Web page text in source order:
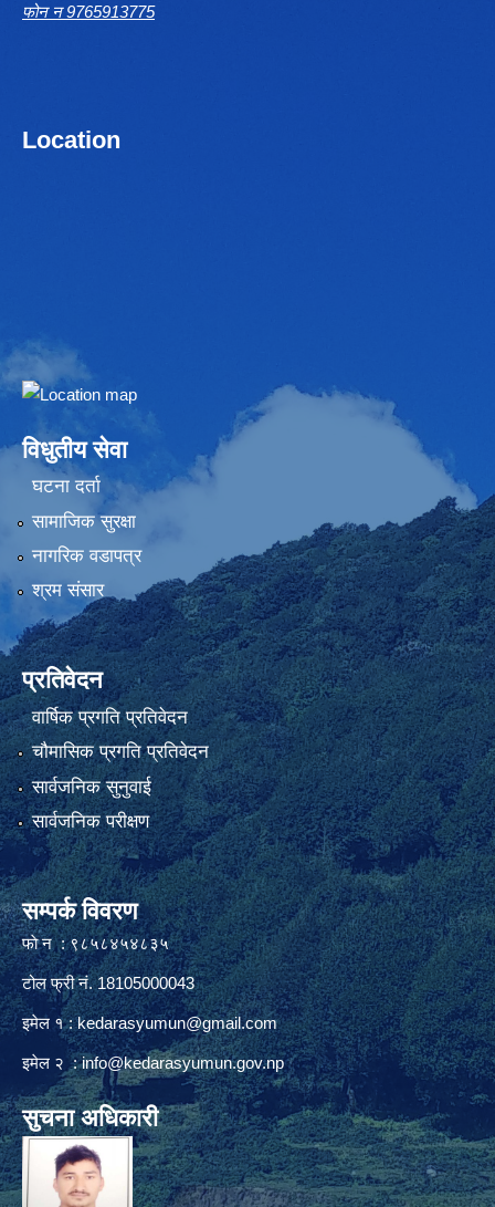
फोन न 9765913775
Location
Embed Google Map
विधुतीय सेवा
घटना दर्ता
सामाजिक सुरक्षा
नागरिक वडापत्र
श्रम संसार
प्रतिवेदन
वार्षिक प्रगति प्रतिवेदन
चौमासिक प्रगति प्रतिवेदन
सार्वजनिक सुनुवाई
सार्वजनिक परीक्षण
सम्पर्क विवरण
फाे न : ९८५८४५४८३५
टोल फ्री नं. 18105000043
इमेल १ :kedarasyumun@gmail.com
इमेल २ :info@kedarasyumun.gov.np
सुचना अधिकारी